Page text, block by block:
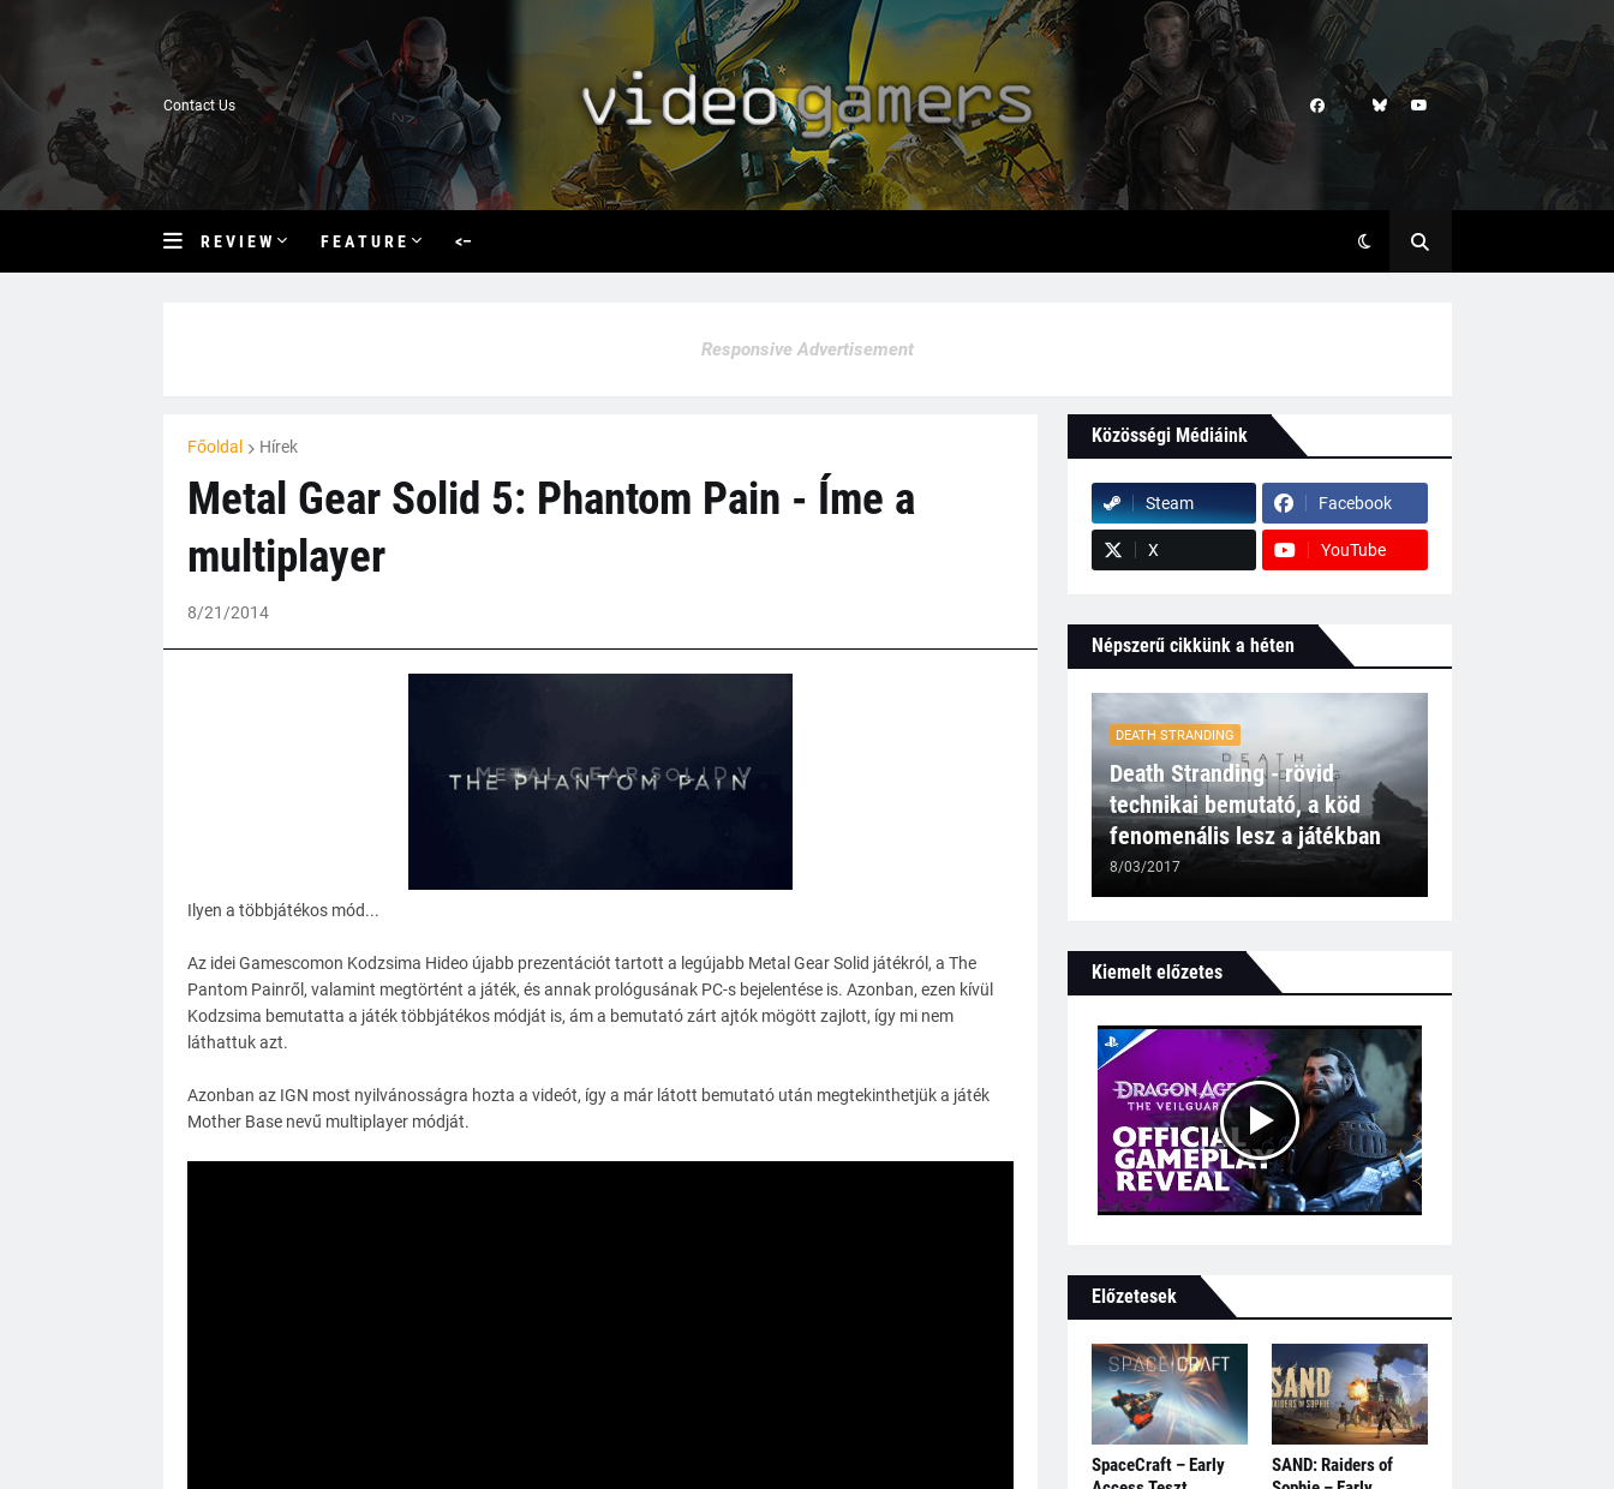
Contact Us
R E V I E W F E A T U R E <–
Responsive Advertisement
Főoldal Hírek
Metal Gear Solid 5: Phantom Pain - Íme a
multiplayer
8/21/2014
Ilyen a többjátékos mód...
Az idei Gamescomon Kodzsima Hideo újabb prezentációt tartott a legújabb Metal Gear Solid játékról, a The
Pantom Painről, valamint megtörtént a játék, és annak prológusának PC-s bejelentése is. Azonban, ezen kívül
Kodzsima bemutatta a játék többjátékos módját is, ám a bemutató zárt ajtók mögött zajlott, így mi nem
láthattuk azt.
Azonban az IGN most nyilvánosságra hozta a videót, így a már látott bemutató után megtekinthetjük a játék
Mother Base nevű multiplayer módját.
Közösségi Médiáink
Steam Facebook
X YouTube
Népszerű cikkünk a héten
DEATH STRANDING
Death Stranding - rövid
technikai bemutató, a köd
fenomenális lesz a játékban
8/03/2017
Kiemelt előzetes
Előzetesek
SpaceCraft – Early
SAND: Raiders of